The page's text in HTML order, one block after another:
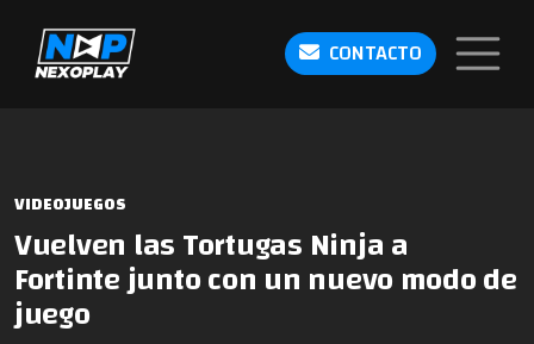
CONTACTO
VIDEOJUEGOS
Vuelven las Tortugas Ninja a
Fortinte junto con un nuevo modo de
juego